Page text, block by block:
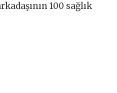
100 sağlık